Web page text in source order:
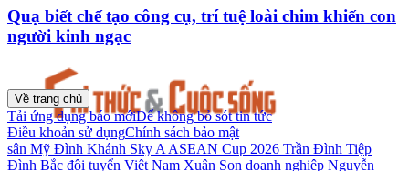
Quạ biết chế tạo công cụ, trí tuệ loài chim khiến con
người kinh ngạc
Về trang chủ
Tải ứng dụng báo mớiĐể không bỏ sót tin tức
Điều khoản sử dụngChính sách bảo mật
sân Mỹ Đình Khánh Sky A ASEAN Cup 2026 Trần Đình Tiệp
Đình Bắc đội tuyển Việt Nam Xuân Son doanh nghiệp Nguyễn